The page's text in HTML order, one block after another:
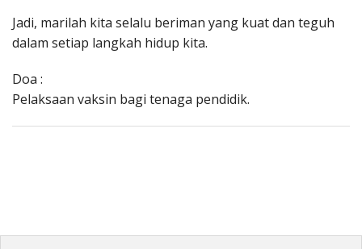
Jadi, marilah kita selalu beriman yang kuat dan teguh
dalam setiap langkah hidup kita.
Doa :
Pelaksaan vaksin bagi tenaga pendidik.